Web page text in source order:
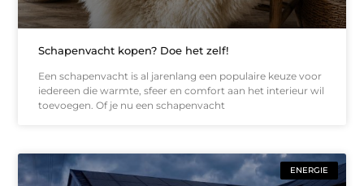
Schapenvacht kopen? Doe het zelf!
Een schapenvacht is al jarenlang een populaire keuze voor
iedereen die warmte, sfeer en comfort aan het interieur wil
toevoegen. Of je nu een schapenvacht
ENERGIE